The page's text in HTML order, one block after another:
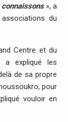
connaissons», a
du
Centre et du
a expliqué les
de sa propre
pour
vouloir en